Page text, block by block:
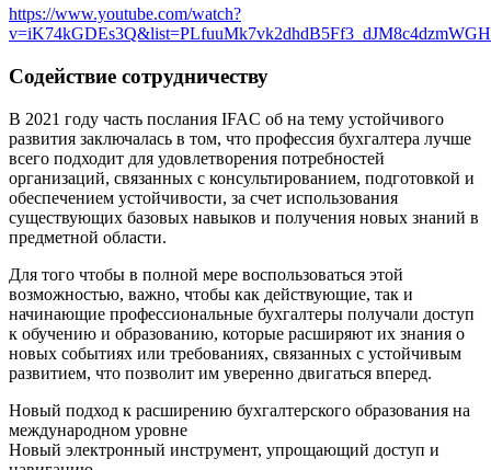
https://www.youtube.com/watch?
Содействие сотрудничеству
В 2021 году часть послания IFAC об на тему устойчивого
развития заключалась в том, что профессия бухгалтера лучше
всего подходит для удовлетворения потребностей
организаций, связанных с консультированием, подготовкой и
обеспечением устойчивости, за счет использования
существующих базовых навыков и получения новых знаний в
предметной области.
Для того чтобы в полной мере воспользоваться этой
возможностью, важно, чтобы как действующие, так и
начинающие профессиональные бухгалтеры получали доступ
к обучению и образованию, которые расширяют их знания о
новых событиях или требованиях, связанных с устойчивым
развитием, что позволит им уверенно двигаться вперед.
Новый подход к расширению бухгалтерского образования на
международном уровне
Новый электронный инструмент, упрощающий доступ и